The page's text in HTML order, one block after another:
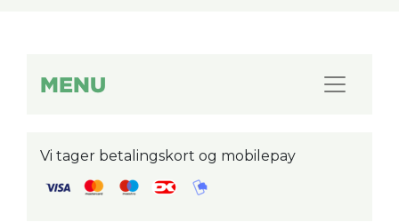
MENU
Vi tager betalingskort og mobilepay